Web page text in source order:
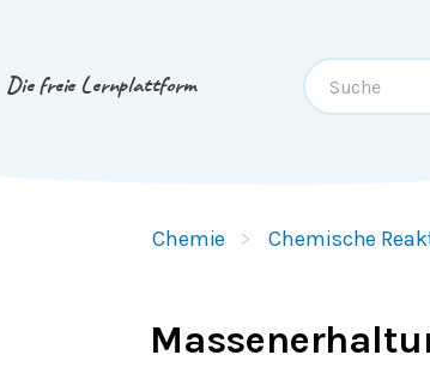
Die freie Lernplattform
Chemie Chemische